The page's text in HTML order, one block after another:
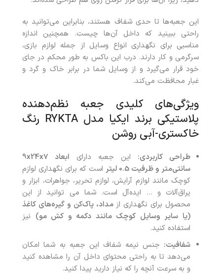
این جعبه‌ها تا حدی شفاف هستند، بنابراین می‌توانید به
راحتی ببینید که داخل آن‌ها چیست. همچنین اندازه
مناسبی برای نگهداری انواع وسایل از جمله لوازم بازی،
سرگرمی و کار دارند. درب این باکس به طور محکم در جای
خود قرار می‌گیرد و از وسایل شما در برابر خاک و گرد و
غبار محافظت می‌کند.
ویژگی‌های کلیدی جعبه‌ نظم‌دهنده
پلاستیکی برند ایکیا مدل RYKTA رنگ
خاکستری-آبی روشن
طراحی کاربردی: این جعبه دارای
ابعاد 9x24x7
سانتی‌متر و ظرفیت 0.5 لیتر
است که برای نگهداری لوازم
کوچک مانند لوازم آرایش، لوازم تحریر، جواهرات، ابزار و
یراق‌آلات و … ایده‌آل است. شما می توانید از این
محصول برای نگهداری ازمداد، پاک‌کن و گیره‌های کاغذ
(یا سایر وسایل کوچک مانند دکمه و کش مو) نیز
استفاده کنید.
شفافیت: جنس نیمه شفاف این جعبه به شما امکان
می‌دهد تا به راحتی محتوای داخل آن را مشاهده کنید
و به سرعت آنچه را که نیاز دارید پیدا کنید.